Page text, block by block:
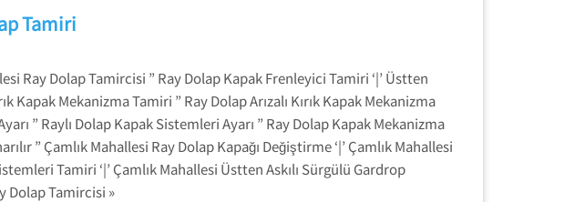
Tamiri
Ray Dolap Tamircisi ” Ray Dolap Kapak Frenleyici Tamiri ‘|’ Üstten
Kapak Mekanizma Tamiri ” Ray Dolap Arızalı Kırık Kapak Mekanizma
” Raylı Dolap Kapak Sistemleri Ayarı ” Ray Dolap Kapak Mekanizma
” Çamlık Mahallesi Ray Dolap Kapağı Değiştirme ‘|’ Çamlık Mahallesi
Tamiri ‘|’ Çamlık Mahallesi Üstten Askılı Sürgülü Gardrop
Dolap Tamircisi »